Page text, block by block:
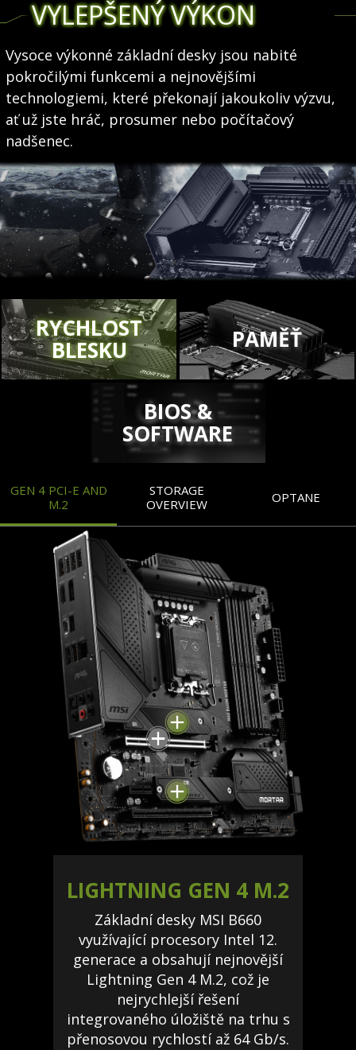
VYLEPŠENÝ VÝKON
Vysoce výkonné základní desky jsou nabité
pokročilými funkcemi a nejnovějšími
technologiemi, které překonají jakoukoliv výzvu,
ať už jste hráč, prosumer nebo počítačový
nadšenec.
RYCHLOST
BLESKU PAMĚŤ
BIOS &
SOFTWARE
GEN 4 PCI-E AND
M.2
STORAGE
OVERVIEW
OPTANE
LIGHTNING GEN 4 M.2
Základní desky MSI B660
využívající procesory Intel 12.
generace a obsahují nejnovější
Lightning Gen 4 M.2, což je
nejrychlejší řešení
integrovaného úložiště na trhu s
přenosovou rychlostí až 64 Gb/s.